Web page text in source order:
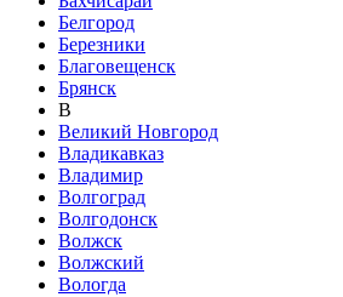
Белгород
Березники
Благовещенск
Брянск
В
Великий Новгород
Владикавказ
Владимир
Волгоград
Волгодонск
Волжск
Волжский
Вологда